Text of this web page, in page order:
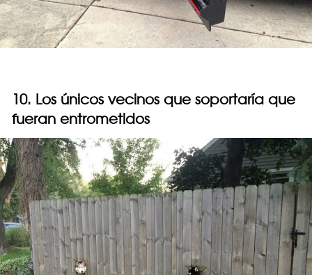
10. Los únicos vecinos que soportaría que
fueran entrometidos